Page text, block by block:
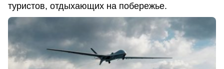
туристов, отдыхающих на побережье.